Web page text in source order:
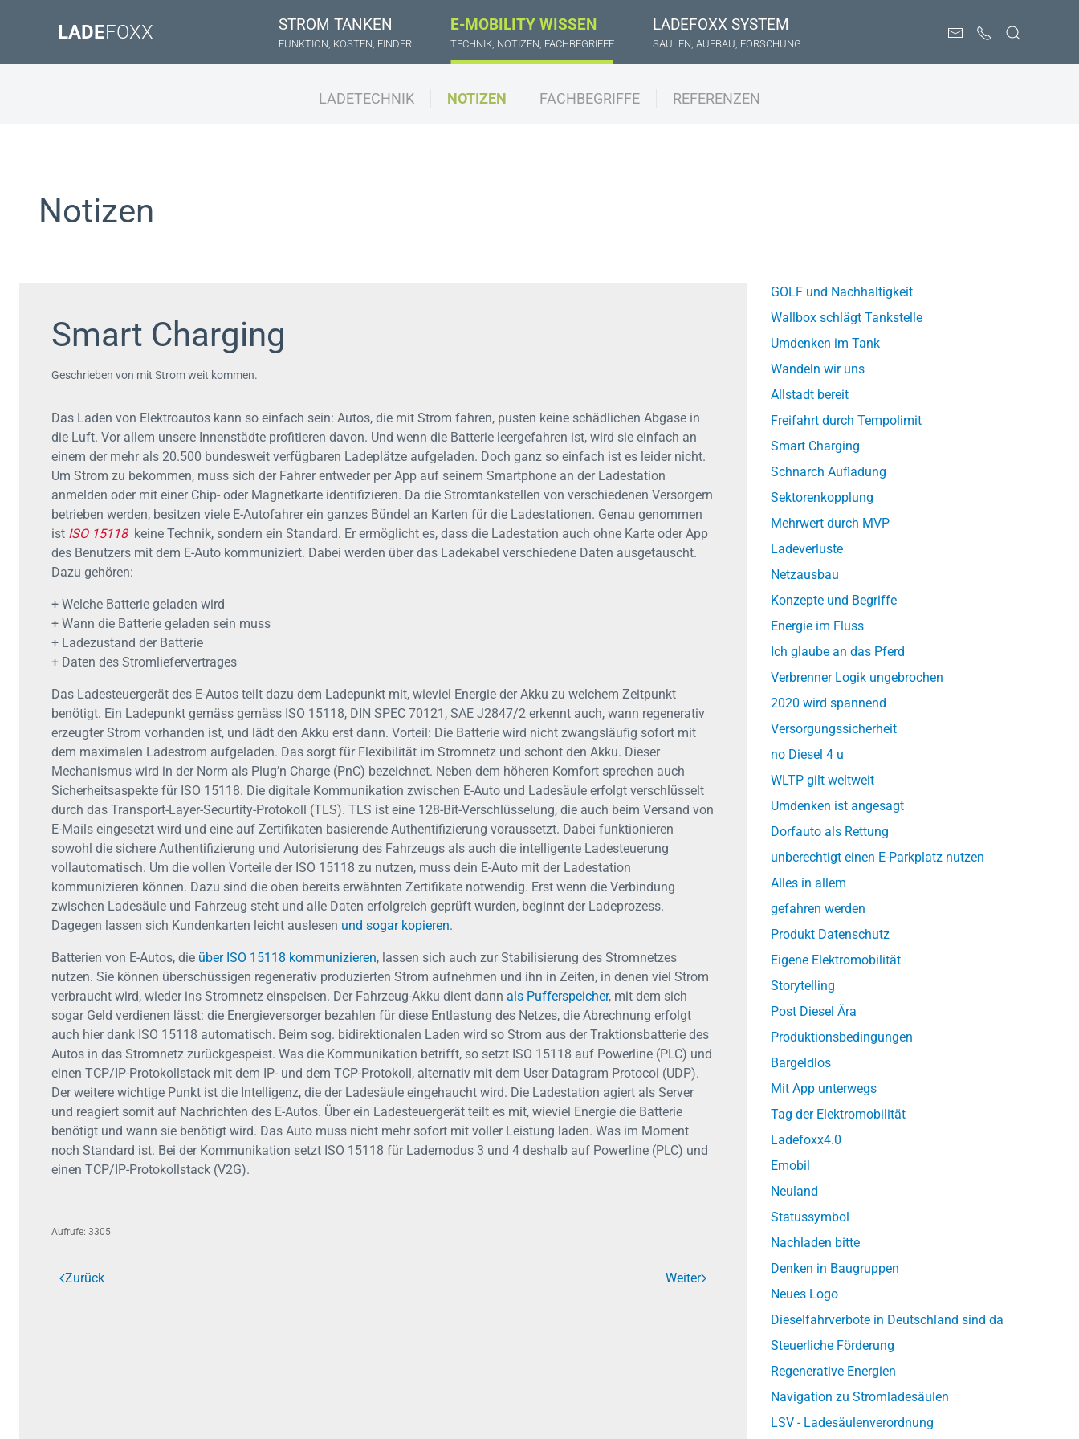
LADEFOXX STROM TANKEN
FUNKTION, KOSTEN, FINDER
E-MOBILITY WISSEN
TECHNIK, NOTIZEN, FACHBEGRIFFE
LADEFOXX SYSTEM
SÄULEN, AUFBAU, FORSCHUNG
LADETECHNIK NOTIZEN FACHBEGRIFFE REFERENZEN
Notizen
Smart Charging
Geschrieben von mit Strom weit kommen.
Das Laden von Elektroautos kann so einfach sein: Autos, die mit Strom fahren, pusten keine schädlichen Abgase in
die Luft. Vor allem unsere Innenstädte profitieren davon. Und wenn die Batterie leergefahren ist, wird sie einfach an
einem der mehr als 20.500 bundesweit verfügbaren Ladeplätze aufgeladen. Doch ganz so einfach ist es leider nicht.
Um Strom zu bekommen, muss sich der Fahrer entweder per App auf seinem Smartphone an der Ladestation
anmelden oder mit einer Chip- oder Magnetkarte identifizieren. Da die Stromtankstellen von verschiedenen Versorgern
betrieben werden, besitzen viele E-Autofahrer ein ganzes Bündel an Karten für die Ladestationen. Genau genommen
ist ISO 15118keine Technik, sondern ein Standard. Er ermöglicht es, dass die Ladestation auch ohne Karte oder App
des Benutzers mit dem E-Auto kommuniziert. Dabei werden über das Ladekabel verschiedene Daten ausgetauscht.
Dazu gehören:
+ Welche Batterie geladen wird
+ Wann die Batterie geladen sein muss
+ Ladezustand der Batterie
+ Daten des Stromliefervertrages
Das Ladesteuergerät des E-Autos teilt dazu dem Ladepunkt mit, wieviel Energie der Akku zu welchem Zeitpunkt
benötigt. Ein Ladepunkt gemäss gemäss ISO 15118, DIN SPEC 70121, SAE J2847/2 erkennt auch, wann regenerativ
erzeugter Strom vorhanden ist, und lädt den Akku erst dann. Vorteil: Die Batterie wird nicht zwangsläufig sofort mit
dem maximalen Ladestrom aufgeladen. Das sorgt für Flexibilität im Stromnetz und schont den Akku. Dieser
Mechanismus wird in der Norm als Plug’n Charge (PnC) bezeichnet. Neben dem höheren Komfort sprechen auch
Sicherheitsaspekte für ISO 15118. Die digitale Kommunikation zwischen E-Auto und Ladesäule erfolgt verschlüsselt
durch das Transport-Layer-Securtity-Protokoll (TLS). TLS ist eine 128-Bit-Verschlüsselung, die auch beim Versand von
E-Mails eingesetzt wird und eine auf Zertifikaten basierende Authentifizierung voraussetzt. Dabei funktionieren
sowohl die sichere Authentifizierung und Autorisierung des Fahrzeugs als auch die intelligente Ladesteuerung
vollautomatisch. Um die vollen Vorteile der ISO 15118 zu nutzen, muss dein E-Auto mit der Ladestation
kommunizieren können. Dazu sind die oben bereits erwähnten Zertifikate notwendig. Erst wenn die Verbindung
zwischen Ladesäule und Fahrzeug steht und alle Daten erfolgreich geprüft wurden, beginnt der Ladeprozess.
Dagegen lassen sich Kundenkarten leicht auslesen und sogar kopieren.
Batterien von E-Autos, die über ISO 15118 kommunizieren, lassen sich auch zur Stabilisierung des Stromnetzes
nutzen. Sie können überschüssigen regenerativ produzierten Strom aufnehmen und ihn in Zeiten, in denen viel Strom
verbraucht wird, wieder ins Stromnetz einspeisen. Der Fahrzeug-Akku dient dann als Pufferspeicher, mit dem sich
sogar Geld verdienen lässt: die Energieversorger bezahlen für diese Entlastung des Netzes, die Abrechnung erfolgt
auch hier dank ISO 15118 automatisch. Beim sog. bidirektionalen Laden wird so Strom aus der Traktionsbatterie des
Autos in das Stromnetz zurückgespeist. Was die Kommunikation betrifft, so setzt ISO 15118 auf Powerline (PLC) und
einen TCP/IP-Protokollstack mit dem IP- und dem TCP-Protokoll, alternativ mit dem User Datagram Protocol (UDP).
Der weitere wichtige Punkt ist die Intelligenz, die der Ladesäule eingehaucht wird. Die Ladestation agiert als Server
und reagiert somit auf Nachrichten des E-Autos. Über ein Ladesteuergerät teilt es mit, wieviel Energie die Batterie
benötigt und wann sie benötigt wird. Das Auto muss nicht mehr sofort mit voller Leistung laden. Was im Moment
noch Standard ist. Bei der Kommunikation setzt ISO 15118 für Lademodus 3 und 4 deshalb auf Powerline (PLC) und
einen TCP/IP-Protokollstack (V2G).
Aufrufe: 3305
Zurück Weiter
GOLF und Nachhaltigkeit
Wallbox schlägt Tankstelle
Umdenken im Tank
Wandeln wir uns
Allstadt bereit
Freifahrt durch Tempolimit
Smart Charging
Schnarch Aufladung
Sektorenkopplung
Mehrwert durch MVP
Ladeverluste
Netzausbau
Konzepte und Begriffe
Energie im Fluss
Ich glaube an das Pferd
Verbrenner Logik ungebrochen
2020 wird spannend
Versorgungssicherheit
no Diesel 4 u
WLTP gilt weltweit
Umdenken ist angesagt
Dorfauto als Rettung
unberechtigt einen E-Parkplatz nutzen
Alles in allem
gefahren werden
Produkt Datenschutz
Eigene Elektromobilität
Storytelling
Post Diesel Ära
Produktionsbedingungen
Bargeldlos
Mit App unterwegs
Tag der Elektromobilität
Ladefoxx4.0
Emobil
Neuland
Statussymbol
Nachladen bitte
Denken in Baugruppen
Neues Logo
Dieselfahrverbote in Deutschland sind da
Steuerliche Förderung
Regenerative Energien
Navigation zu Stromladesäulen
LSV - Ladesäulenverordnung